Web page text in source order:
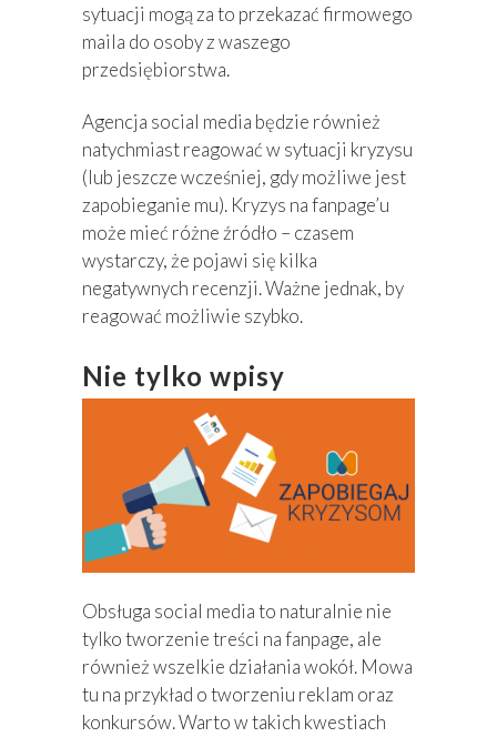
sytuacji mogą za to przekazać firmowego
maila do osoby z waszego
przedsiębiorstwa.
Agencja social media będzie również
natychmiast reagować w sytuacji kryzysu
(lub jeszcze wcześniej, gdy możliwe jest
zapobieganie mu). Kryzys na fanpage’u
może mieć różne źródło – czasem
wystarczy, że pojawi się kilka
negatywnych recenzji. Ważne jednak, by
reagować możliwie szybko.
Nie tylko wpisy
Obsługa social media to naturalnie nie
tylko tworzenie treści na fanpage, ale
również wszelkie działania wokół. Mowa
tu na przykład o tworzeniu reklam oraz
konkursów. Warto w takich kwestiach